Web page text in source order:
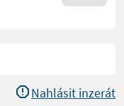
Nahlásit inzerát